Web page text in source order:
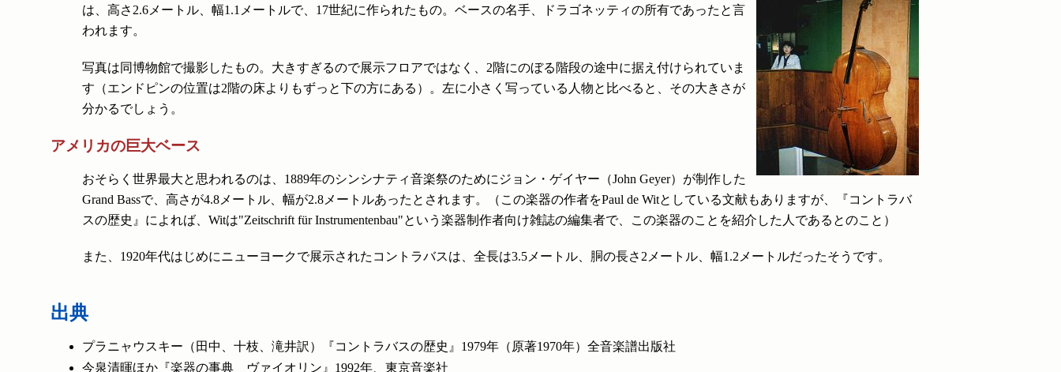
は、高さ2.6メートル、幅1.1メートルで、17世紀に作られたもの。ベースの名手、ドラゴネッティの所有であったと言
われます。
写真は同博物館で撮影したもの。大きすぎるので展示フロアではなく、2階にのぼる階段の途中に据え付けられていま
す（エンドピンの位置は2階の床よりもずっと下の方にある）。左に小さく写っている人物と比べると、その大きさが
分かるでしょう。
アメリカの巨大ベース
おそらく世界最大と思われるのは、1889年のシンシナティ音楽祭のためにジョン・ゲイヤー（John Geyer）が制作した
Grand Bassで、高さが4.8メートル、幅が2.8メートルあったとされます。（この楽器の作者をPaul de Witとしている文献もありますが、『コントラバ
スの歴史』によれば、Witは"Zeitschrift für Instrumentenbau"という楽器制作者向け雑誌の編集者で、この楽器のことを紹介した人であるとのこと）
また、1920年代はじめにニューヨークで展示されたコントラバスは、全長は3.5メートル、胴の長さ2メートル、幅1.2メートルだったそうです。
出典
プラニャウスキー（田中、十枝、滝井訳）『コントラバスの歴史』1979年（原著1970年）全音楽譜出版社
今泉清暉ほか『楽器の事典 ヴァイオリン』1992年、東京音楽社